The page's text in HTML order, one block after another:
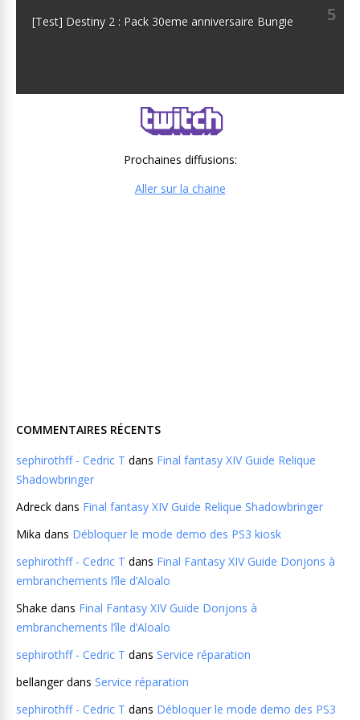
5
[Test] Destiny 2 : Pack 30eme anniversaire Bungie
Prochaines diffusions:
Aller sur la chaine
COMMENTAIRES RÉCENTS
sephirothff - Cedric T dans Final fantasy XIV Guide Relique
Shadowbringer
Adreck dans Final fantasy XIV Guide Relique Shadowbringer
Mika dans Débloquer le mode demo des PS3 kiosk
sephirothff - Cedric T dans Final Fantasy XIV Guide Donjons à
embranchements l’île d’Aloalo
Shake dans Final Fantasy XIV Guide Donjons à
embranchements l’île d’Aloalo
sephirothff - Cedric T dans Service réparation
bellangerdans Service réparation
sephirothff - Cedric T dans Débloquer le mode demo des PS3